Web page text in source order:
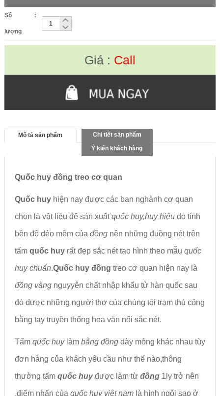
Số
lượng
:
Giá : Call
Mô tả sản phẩm
Chi tiết sản phẩm
Ý kiến khách hàng
Quốc huy đồng treo cơ quan
Quốc huyhiện nay được các ban nghành cơ quan
chọn là vật liệu để sản xuấtquốc huy,huy hiệu do tính
bền độ dẻo mềm của đồng nên những đuồng nét trên
tấm quốc huyrất đẹp sắc nét tạo hình theo mẫu quốc
huy chuẩn.Quốc huy đồng treo cơ quan hiện nay là
đồng vàngnguyyên chất nhập khẩu tử hàn quốc sau
đó được những người thợ của chúng tôi trạm thủ công
bằng tay truyền thống hoa văn nổi sắc nét.
Tấm quốc huylàm bằng đồngdày mỏng khác nhau tùy
đơn hàng của khách yêu cầu như thế nào,thông
thường tấm quốc huyđược làm từ đồng1ly trở nên
,điểm nhấn của quốc huy việt namlà hình ngôi sao ở